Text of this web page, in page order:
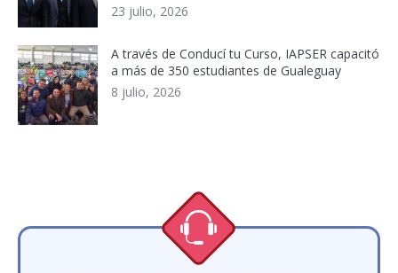
23 julio, 2026
A través de Conducí tu Curso, IAPSER capacitó
a más de 350 estudiantes de Gualeguay
8 julio, 2026